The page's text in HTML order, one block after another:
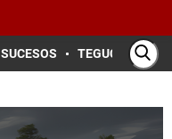
SUCESOS TEGUCIGALPA